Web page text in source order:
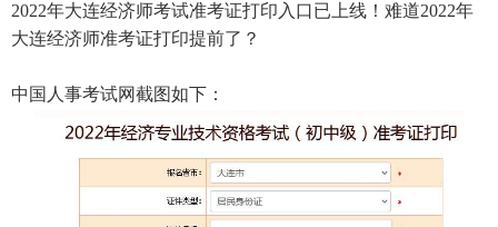
2022年大连经济师考试准考证打印入口已上线！难道2022年
大连经济师准考证打印提前了？
中国人事考试网截图如下：